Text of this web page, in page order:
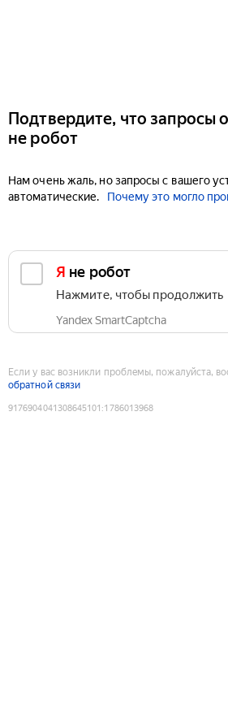
Подтвердите, что запросы
не робот
Нам очень жаль, но запросы с вашего
автоматические.
Почему это могло
Я не робот
Нажмите, чтобы продолжить
Yandex SmartCaptcha
Если у вас возникли проблемы, пожалуйста,
обратной связи
9176904041308645101 :1786013968